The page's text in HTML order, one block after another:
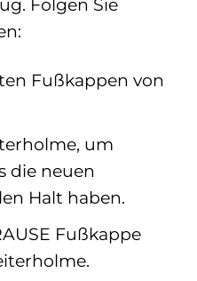
Folgen Sie
Fußkappen von
um
die neuen
Halt haben.
Fußkappe